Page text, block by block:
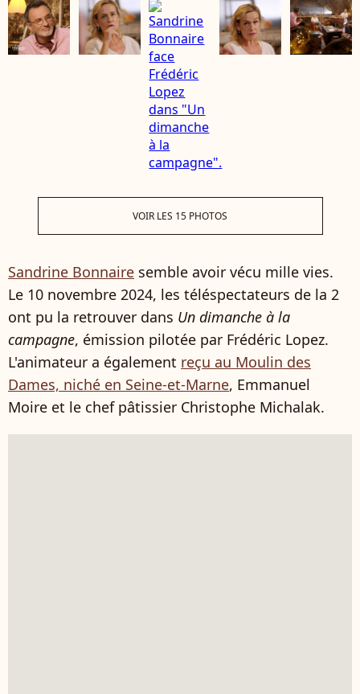
VOIR LES 15 PHOTOS
Sandrine Bonnaire semble avoir vécu mille vies.
Le 10 novembre 2024, les téléspectateurs de la 2
ont pu la retrouver dans Un dimanche à la
campagne, émission pilotée par Frédéric Lopez.
L'animateur a également reçu au Moulin des
Dames, niché en Seine-et-Marne, Emmanuel
Moire et le chef pâtissier Christophe Michalak.